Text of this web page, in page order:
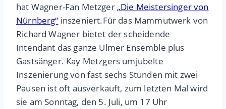
hat Wagner-Fan Metzger„Die Meistersinger von
Nürnberg“ inszeniert.Für das Mammutwerk von
Richard Wagner bietet der scheidende
Intendant das ganze Ulmer Ensemble plus
Gastsänger. Kay Metzgers umjubelte
Inszenierung von fast sechs Stunden mit zwei
Pausen ist oft ausverkauft, zum letzten Mal wird
sie am Sonntag, den 5. Juli, um 17 Uhr